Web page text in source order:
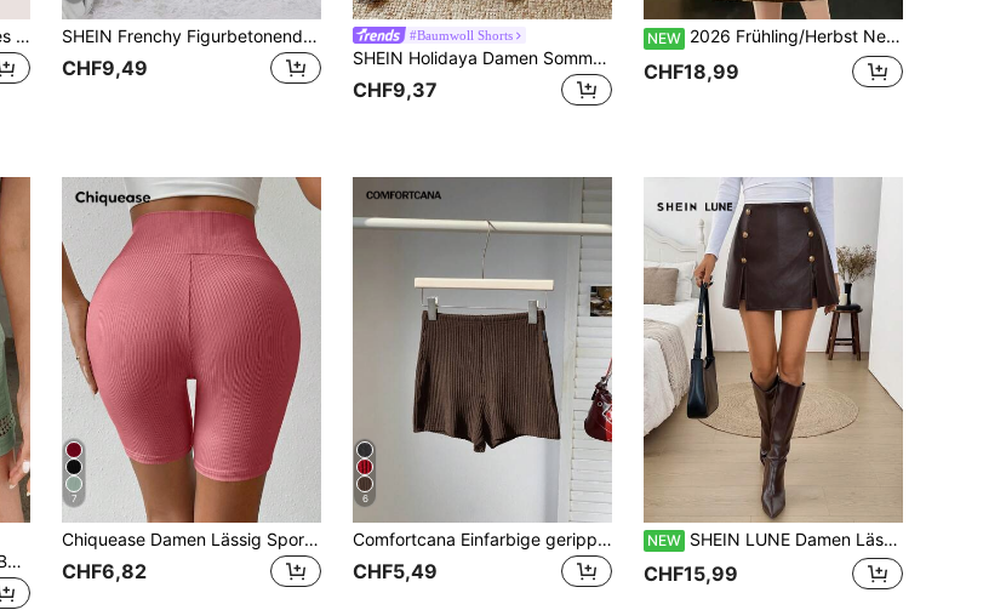
SHEIN LUNE Damen 3-teiliges Set einfarbige elastische Taille Basis-Shorts SHEIN Frenchy Figurbetonende Leggings aus geripptem Strick mit Bindegürtel
CHF9,49
#Baumwoll Shorts
SHEIN Holidaya Damen Sommer Neue Leinen lässig Shorts mit Kordelzug und umgeschlagenem Saum, mit Leinen-Textur Stoff, elastischem Bund mit Kordelzug und umgeschlagenem Saum für ein entspanntes aber stilvolles Aussehen, geeignet für tägliche Ausflüge, Urlaub oder leichte lässig-Anlässe, ein vielseitiges Teil in der Kategorie lässig Shorts mit Kordelzug, elegante Hose in Khaki Farbe und weite, schlankende Hose.
CHF9,37
NEW 2026 Frühling/Herbst Neuer hoch taillierter figurbetonender Rock mit Schlitz, Vintage figurbetonter eleganter Pendler-Bleistiftrock, Damen Herbst/Winter hoch taillierter figurbetonender Rock
CHF18,99
Easowa Damen Kurze Khaki Baumwolle Patchwork Shorts mit elastischem Bund, Frühling/Sommer
7
Chiquease Damen Lässig Sport Pendler minimalistische einfarbige High Waist Radfahrer Shorts
CHF6,82
6
Comfortcana Einfarbige gerippte Booty-Shorts mit elastischer Taille für Damen
CHF5,49
NEW SHEIN LUNE Damen Lässig Herbst/Winter Pendeln Alltag Basic Mode Oberbekleidung PU Skorts
CHF15,99